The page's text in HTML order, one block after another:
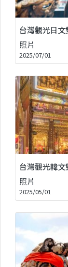
台灣觀光日
照片
2025/07/01
台灣觀光韓
照片
2025/05/01